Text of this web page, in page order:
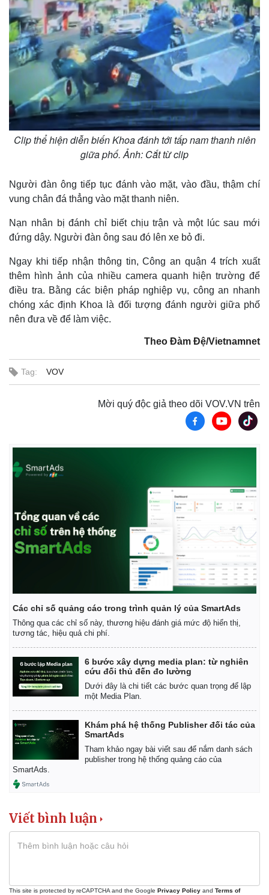
Thế giới
Quan sát
Cuộc sống đó đây
Hồ sơ
Multimedia
Video
Ảnh
Infographic
Clip thể hiện diễn biến Khoa đánh tới tấp nam thanh niên
giữa phố. Ảnh: Cắt từ clip
Người đàn ông tiếp tục đánh vào mặt, vào đầu, thậm chí
vung chân đá thẳng vào mặt thanh niên.
Nạn nhân bị đánh chỉ biết chịu trận và một lúc sau mới
đứng dậy. Người đàn ông sau đó lên xe bỏ đi.
Ngay khi tiếp nhận thông tin, Công an quận 4 trích xuất
thêm hình ảnh của nhiều camera quanh hiện trường để
điều tra. Bằng các biện pháp nghiệp vụ, công an nhanh
chóng xác định Khoa là đối tượng đánh người giữa phố
nên đưa về để làm việc.
Theo Đàm Đệ/Vietnamnet
Tag: VOV
Mời quý độc giả theo dõi VOV.VN trên
Các chỉ số quảng cáo trong trình quản lý của SmartAds
Thông qua các chỉ số này, thương hiệu đánh giá mức độ hiển thị,
tương tác, hiệu quả chi phí.
6 bước xây dựng media plan: từ nghiên
cứu đối thủ đến đo lường
Dưới đây là chi tiết các bước quan trọng để lập
một Media Plan.
Khám phá hệ thống Publisher đối tác của
SmartAds
Tham khảo ngay bài viết sau để nắm danh sách
publisher trong hệ thống quảng cáo của
SmartAds.
Viết bình luận
This site is protected by reCAPTCHA and the Google Privacy Policy and Terms of